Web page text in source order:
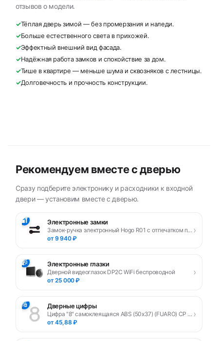
отзывов о модели.
✓Тёплая дверь зимой — без промерзания и наледи.
✓Больше естественного света в прихожей.
✓Эффектный внешний вид фасада.
✓Надёжная работа замков и спокойствие за дом.
✓Тише в квартире — меньше шума и сквозняков с лестницы.
✓Долговечность и прочность конструкции.
Рекомендуем вместе с дверью
Сразу подберите электронику и расходники к входной
двери — установим вместе с дверью.
🔐 Электронные замки
Замок-ручка электронный Hogo R01 с отпечатком пальца, черный
от 9 940 ₽
›
📹 Электронные глазки
Дверной видеоглазок DP2C WiFi беспроводной
от 25 000 ₽
›
🔢 Дверные цифры
Цифра "8" самоклеящаяся ABS (50х37) (FUARO) CP хром
от 45,88 ₽
›